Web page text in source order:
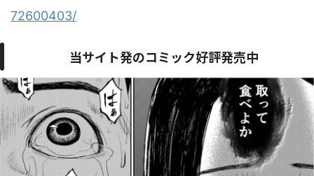
72600403/
当サイト発のコミック好評発売中